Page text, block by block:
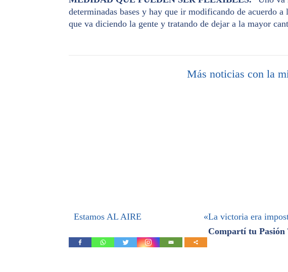
determinadas bases y hay que ir modificando de acuerdo
que va diciendo la gente y tratando de dejar a la mayor
Más noticias con la
Estamos AL AIRE «La victoria era
Compartí tu